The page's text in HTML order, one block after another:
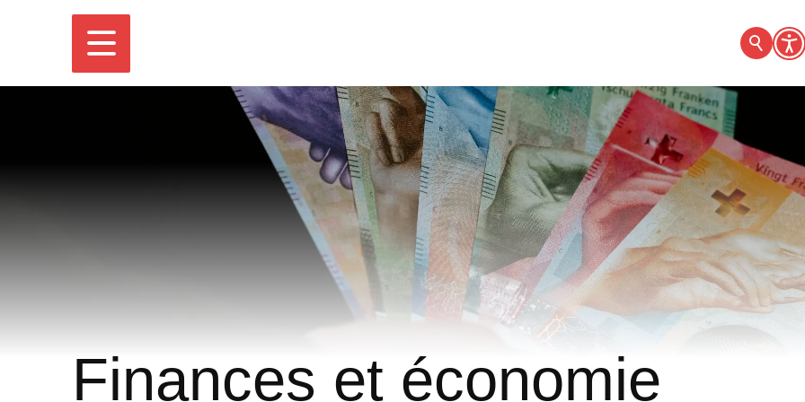
Finances et économie